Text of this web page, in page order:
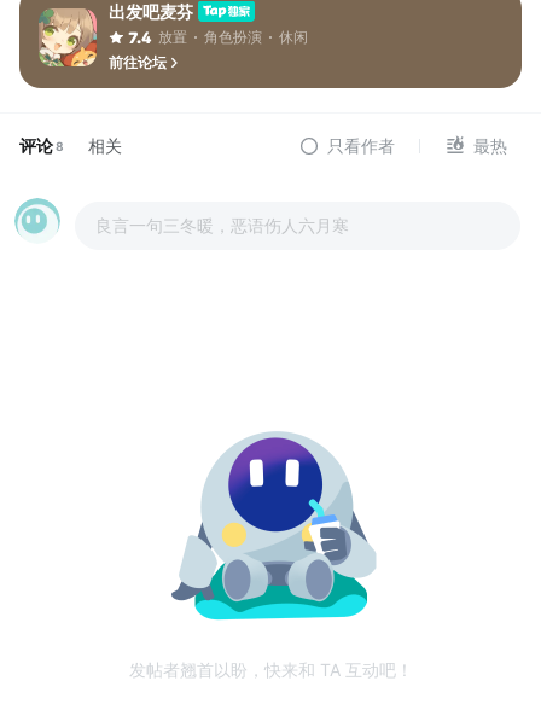
出发吧麦芬
7.4 放置 角色扮演
休闲
前往论坛
评论8 相关 只看作者 最热
良言一句三冬暖，恶语伤人六月寒
发帖者翘首以盼，快来和 TA 互动吧！